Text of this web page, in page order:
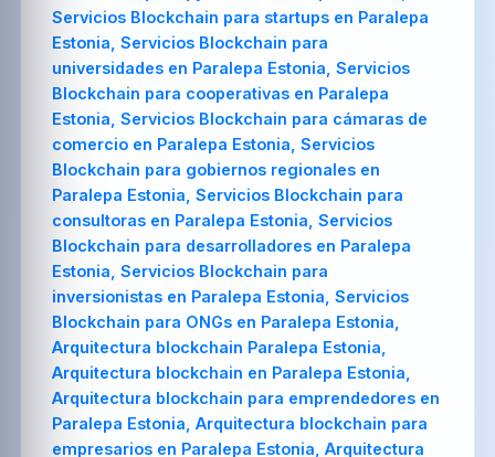
Servicios Blockchain para startups en Paralepa
Estonia, Servicios Blockchain para
universidades en Paralepa Estonia, Servicios
Blockchain para cooperativas en Paralepa
Estonia, Servicios Blockchain para cámaras de
comercio en Paralepa Estonia, Servicios
Blockchain para gobiernos regionales en
Paralepa Estonia, Servicios Blockchain para
consultoras en Paralepa Estonia, Servicios
Blockchain para desarrolladores en Paralepa
Estonia, Servicios Blockchain para
inversionistas en Paralepa Estonia, Servicios
Blockchain para ONGs en Paralepa Estonia,
Arquitectura blockchain Paralepa Estonia,
Arquitectura blockchain en Paralepa Estonia,
Arquitectura blockchain para emprendedores en
Paralepa Estonia, Arquitectura blockchain para
empresarios en Paralepa Estonia, Arquitectura